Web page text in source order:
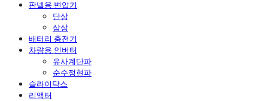
판넬용 변압기
단상
삼상
배터리 충전기
차량용 인버터
유사계단파
순수정현파
슬라이닥스
리액터